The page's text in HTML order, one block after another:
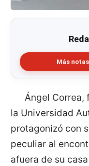
Más
Ángel Correa,
la Universidad
protagonizó con
peculiar al
afuera de su